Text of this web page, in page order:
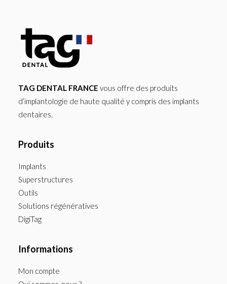
TAG DENTAL FRANCE vous offre des produits
d’implantologie de haute qualité y compris des implants
dentaires.
Produits
Implants
Superstructures
Outils
Solutions régénératives
DigiTag
Informations
Mon compte